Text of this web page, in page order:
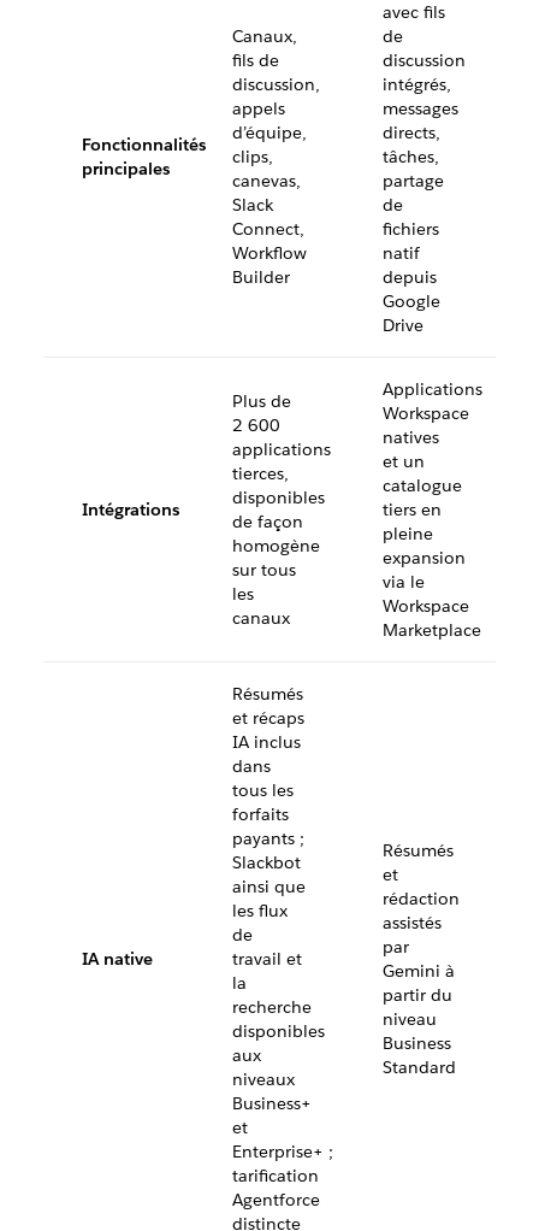
Fonctionnalités
principales
Canaux,
fils de
discussion,
appels
d’équipe,
clips,
canevas,
Slack
Connect,
Workflow
Builder
avec fils
de
discussion
intégrés,
messages
directs,
tâches,
partage
de
fichiers
natif
depuis
Google
Drive
Intégrations
Plus de
2 600
applications
tierces,
disponibles
de façon
homogène
sur tous
les
canaux
Applications
Workspace
natives
et un
catalogue
tiers en
pleine
expansion
via le
Workspace
Marketplace
IA native
Résumés
et récaps
IA inclus
dans
tous les
forfaits
payants ;
Slackbot
ainsi que
les flux
de
travail et
la
recherche
disponibles
aux
niveaux
Business+
et
Enterprise+ ;
tarification
Agentforce
distincte
Résumés
et
rédaction
assistés
par
Gemini à
partir du
niveau
Business
Standard